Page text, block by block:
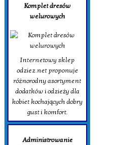
Komplet dresów
welurowych
Internetowy sklep
odziez.net proponuje
różnorodny asortyment
dodatków i odzieży dla
kobiet kochających dobry
gust i komfort.
Administrowanie